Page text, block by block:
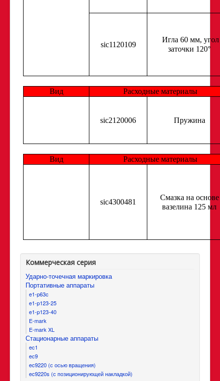
sic1120109
Игла 60 мм, угол
заточки 120°
Вид Расходные материалы
sic2120006 Пружина
Вид Расходные материалы
sic4300481
Смазка на основе
вазелина 125 мл
Коммерческая серия
Ударно-точечная маркировка
Портативные аппараты
e1-p63c
e1-p123-25
e1-p123-40
E-mark
E-mark XL
Стационарные аппараты
ec1
eс9
ec9220 (с осью вращения)
ec9220s (с позиционирующей накладкой)